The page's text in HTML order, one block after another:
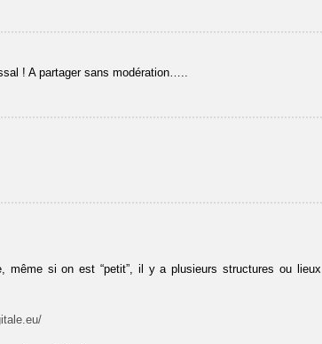
! A partager sans modération…..
même si on est “petit”, il y a plusieurs structures ou lieux